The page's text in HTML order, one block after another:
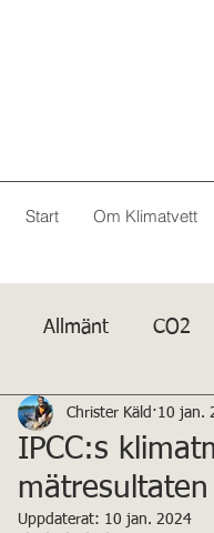
Start Om Klimatvett
Allmänt CO2
IPCC
IPCC:s
Christer Käld 10 jan.
Uppdaterat: 10 jan. 2024